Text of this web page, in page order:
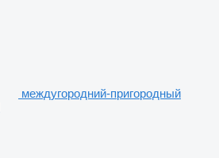
междугородний-пригородный